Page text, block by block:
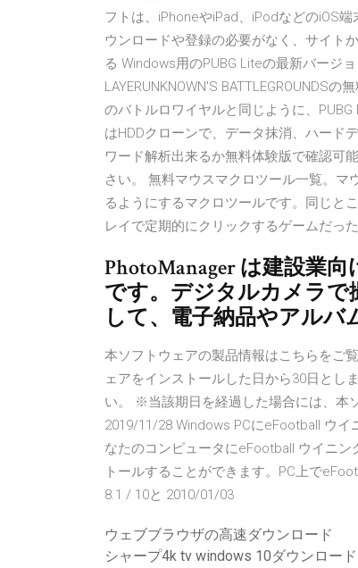
フトは、iPhoneやiPad、iPodなどのiOS
ウンロードや登録の必要がなく、サイト
る Windows用のPUBG Liteの最新バージ
LAYERUNKNOWN'S BATTLEGROUNDS
のバトルロワイヤルと同じように、
はHDDクローンで、データ抹消、ハード
ワード解析出来るか無料体験版で確認可
さい。 無料マウスマクロツール一覧。
るようにするマクロツールです。同じと
レイで定期的にクリックするゲームだっ
PhotoManager は建設業
です。デジタルカメラで
して、電子納品やアルバ
本ソフトウェアの製品情報はこちらをご
ェアをインストールした日から30日とし
い。 ※当該期日を経過した場合には、本
2019/11/28 Windows PCにeFootball ウ
なたのコンピュータにeFootball ウイニ
トールすることができます。PC上で
8.1 / 10と 2010/01/03
ウェブブラウザの高速ダウンロード
シャープ4k tv windows 10ダウンロード